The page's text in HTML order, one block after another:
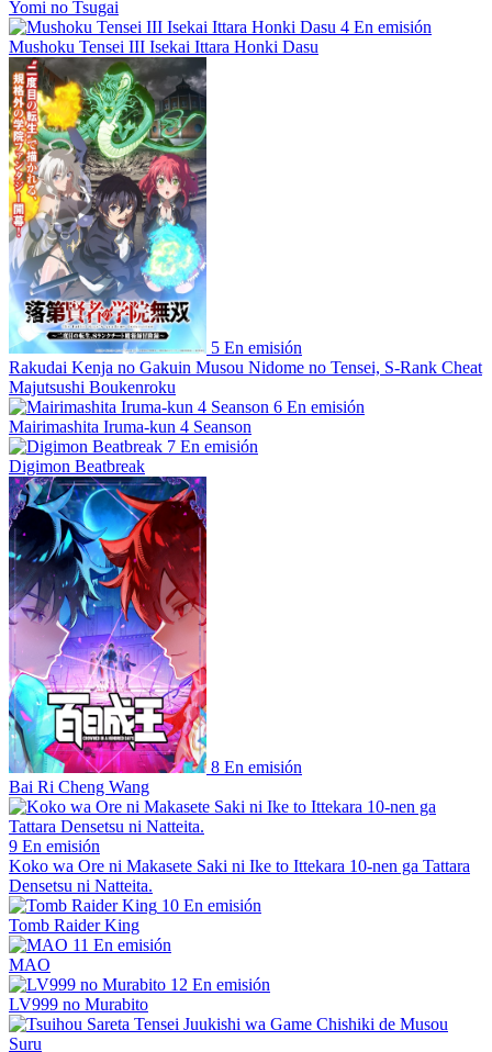
Yomi no Tsugai
4 En emisión
Mushoku Tensei III Isekai Ittara Honki Dasu
5 En emisión
Rakudai Kenja no Gakuin Musou Nidome no Tensei, S-Rank Cheat
Majutsushi Boukenroku
6 En emisión
Mairimashita Iruma-kun 4 Seanson
7 En emisión
Digimon Beatbreak
8 En emisión
Bai Ri Cheng Wang
9 En emisión
Koko wa Ore ni Makasete Saki ni Ike to Ittekara 10-nen ga Tattara
Densetsu ni Natteita.
10 En emisión
Tomb Raider King
11 En emisión
MAO
12 En emisión
LV999 no Murabito